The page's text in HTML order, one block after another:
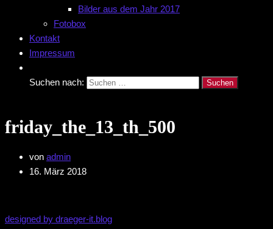
Bilder aus dem Jahr 2017
Fotobox
Kontakt
Impressum
Suchen nach:
friday_the_13_th_500
von admin
16. März 2018
designed by draeger-it.blog